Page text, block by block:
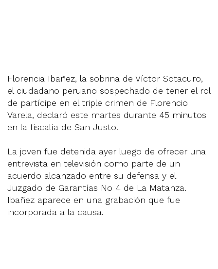
Florencia Ibañez, la sobrina de Víctor Sotacuro,
el ciudadano peruano sospechado de tener el rol
de partícipe en el triple crimen de Florencio
Varela, declaró este martes durante 45 minutos
en la fiscalía de San Justo.
La joven fue detenida ayer luego de ofrecer una
entrevista en televisión como parte de un
acuerdo alcanzado entre su defensa y el
Juzgado de Garantías No 4 de La Matanza.
Ibañez aparece en una grabación que fue
incorporada a la causa.